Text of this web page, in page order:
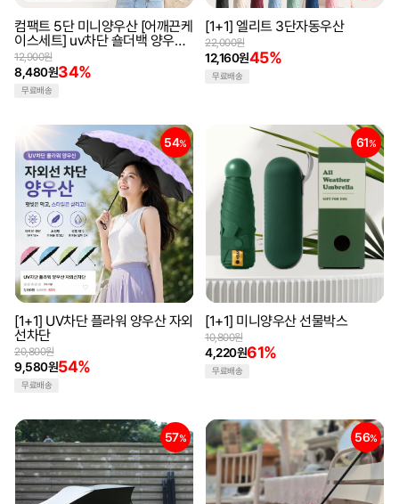
컴팩트 5단 미니양우산 [어깨끈케
이스세트] uv차단 숄더백 양우산
미니 포켓 양산 우산
8,480원34%
12,900원
무료배송
[1+1] 엘리트 3단자동우산
12,160원45%
22,000원
무료배송
54%
[1+1] UV차단 플라워 양우산 자외
선차단
9,580원54%
20,800원
무료배송
61%
[1+1] 미니양우산 선물박스
4,220원61%
10,800원
무료배송
57% 56%